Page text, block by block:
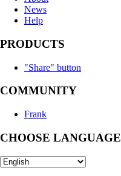
News
Help
PRODUCTS
"Share" button
COMMUNITY
Frank
CHOOSE LANGUAGE